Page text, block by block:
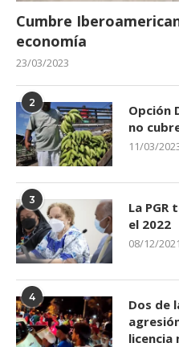
Cumbre
economía
23/03/2023
2
Opción
no
11/03/
3
La
el 2022
08/12/2021
4
Dos de
licencia